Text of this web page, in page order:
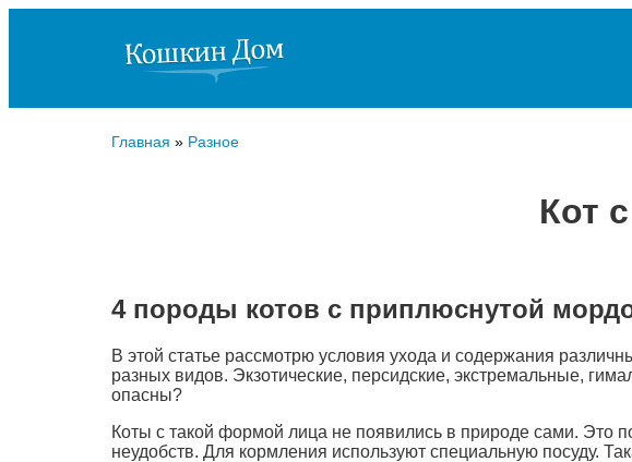
Главная » Разное
Кот
4 породы котов с приплюснутой
В этой статье рассмотрю условия ухода и содержания
разных видов. Экзотические, персидские, экстремальные,
опасны?
Коты с такой формой лица не появились в природе сами. Это
неудобств. Для кормления используют специальную посуду.